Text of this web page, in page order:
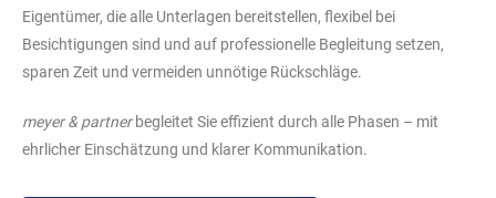
Eigentümer, die alle Unterlagen bereitstellen, flexibel bei
Besichtigungen sind und auf professionelle Begleitung setzen,
sparen Zeit und vermeiden unnötige Rückschläge.
meyer & partnerbegleitet Sie effizient durch alle Phasen – mit
ehrlicher Einschätzung und klarer Kommunikation.